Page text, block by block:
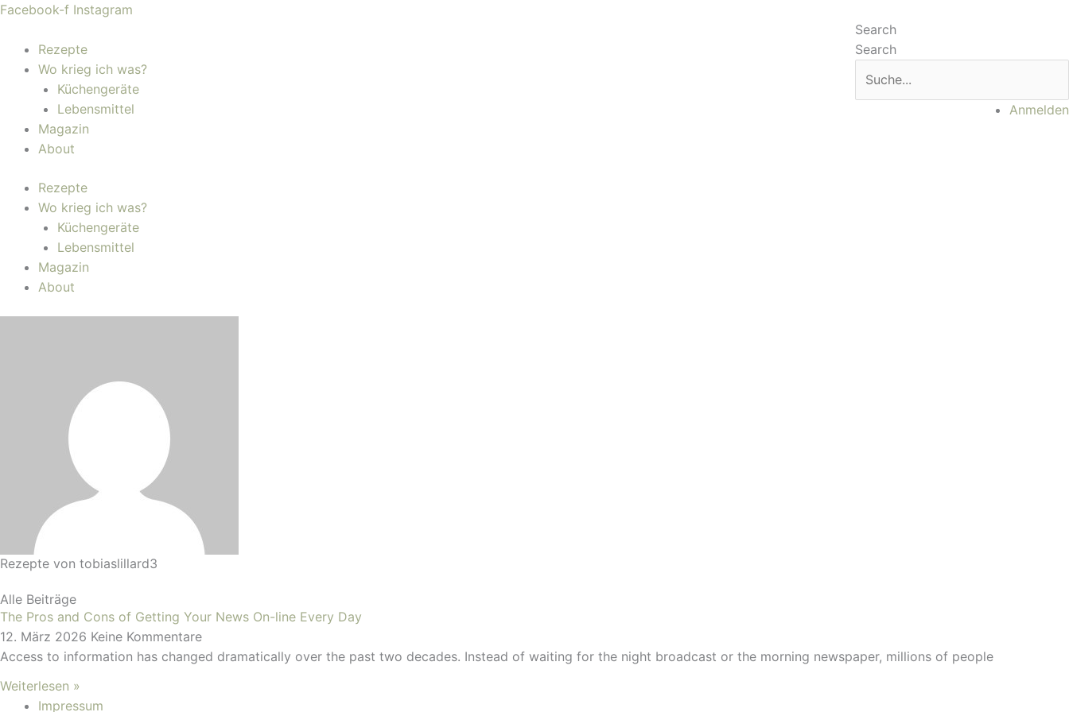
Zum
springen
Facebook-f Instagram
Search
Search
Anmelden
Rezepte
Wo krieg ich was?
Küchengeräte
Lebensmittel
Magazin
About
Rezepte
Wo krieg ich was?
Küchengeräte
Lebensmittel
Magazin
About
Rezepte von tobiaslillard3
Alle Beiträge
The Pros and Cons of Getting Your News On-line Every Day
12. März 2026 Keine Kommentare
Access to information has changed dramatically over the past two decades. Instead of waiting for the night broadcast or the morning newspaper, millions of people
Weiterlesen »
Impressum